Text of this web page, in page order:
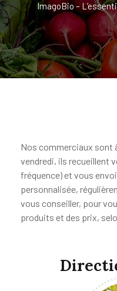
ImagoBio –
Nos commerciaux sont
vendredi, ils recueillent
fréquence) et vous
personnalisée,
vous conseiller, pour
produits et des prix,